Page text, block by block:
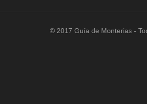
© 2017 Guía de Monterias -